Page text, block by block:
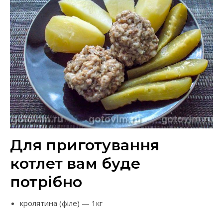
Для приготування
котлет вам буде
потрібно
кролятина (філе) — 1кг